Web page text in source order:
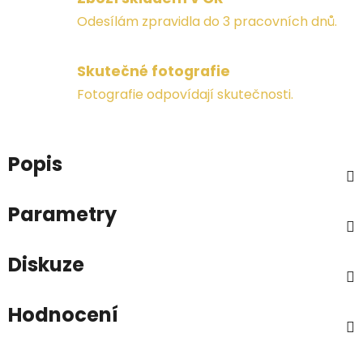
Odesílám zpravidla do 3 pracovních dnů.
Skutečné fotografie
Fotografie odpovídají skutečnosti.
Popis
Parametry
Diskuze
Hodnocení